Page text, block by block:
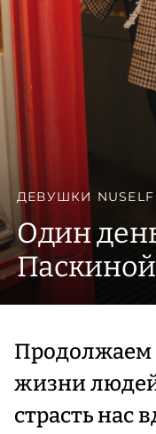
ДЕВУШКИ NUSELF
Один
Паскиной
Продолжаем
жизни
страсть нас